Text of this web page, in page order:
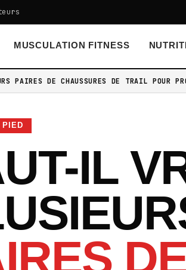
MUSCULATION FITNESS
PAIRES DE CHAUSSURES DE TRAIL POUR
PIED
IL